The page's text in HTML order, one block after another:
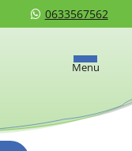
0633567562
Menu